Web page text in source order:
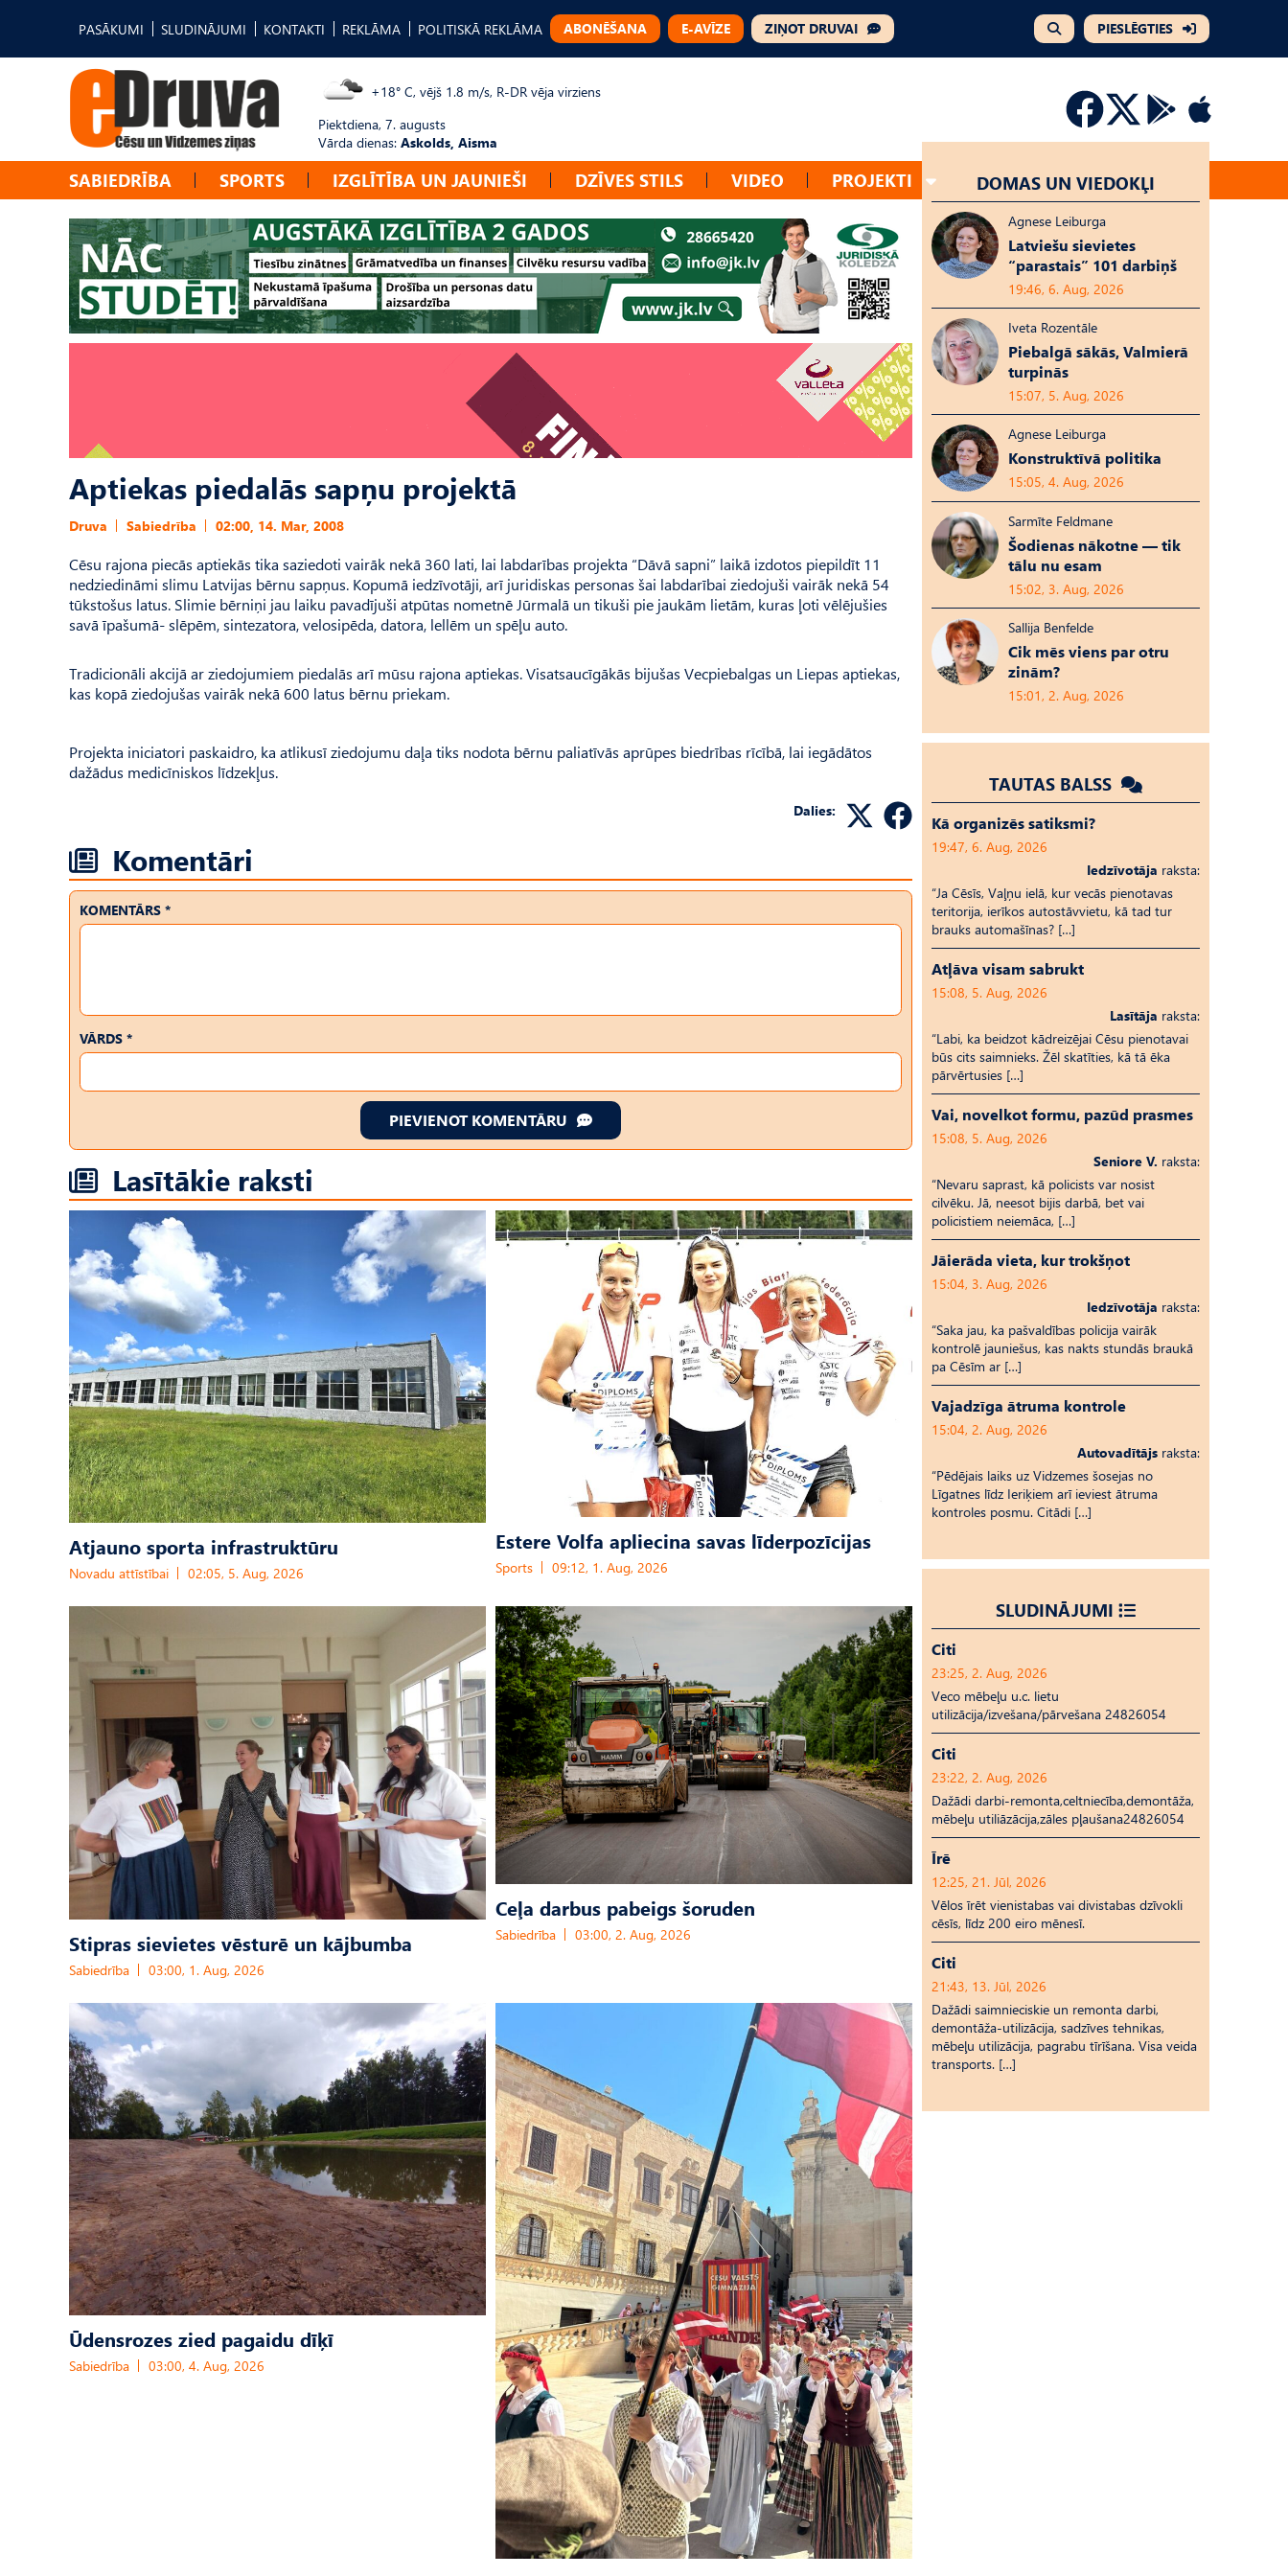
PASĀKUMI SLUDINĀJUMI KONTAKTI REKLĀMA POLITISKĀ REKLĀMA ABONĒŠANA E-AVĪZE ZIŅOT DRUVAI PIESLĒGTIES
+18° C, vējš 1.8 m/s, R-DR vēja virziens
Piektdiena, 7. augusts
Vārda dienas: Askolds, Aisma
SABIEDRĪBA SPORTS IZGLĪTĪBA UN JAUNIEŠI DZĪVES STILS VIDEO PROJEKTI
Aptiekas piedalās sapņu projektā
Druva Sabiedrība 02:00, 14. Mar, 2008
Cēsu rajona piecās aptiekās tika saziedoti vairāk nekā 360 lati, lai labdarības projekta “Dāvā sapni” laikā izdotos piepildīt 11
nedziedināmi slimu Latvijas bērnu sapņus. Kopumā iedzīvotāji, arī juridiskas personas šai labdarībai ziedojuši vairāk nekā 54
tūkstošus latus. Slimie bērniņi jau laiku pavadījuši atpūtas nometnē Jūrmalā un tikuši pie jaukām lietām, kuras ļoti vēlējušies
savā īpašumā- slēpēm, sintezatora, velosipēda, datora, lellēm un spēļu auto.
Tradicionāli akcijā ar ziedojumiem piedalās arī mūsu rajona aptiekas. Visatsaucīgākās bijušas Vecpiebalgas un Liepas aptiekas,
kas kopā ziedojušas vairāk nekā 600 latus bērnu priekam.
Projekta iniciatori paskaidro, ka atlikusī ziedojumu daļa tiks nodota bērnu paliatīvās aprūpes biedrības rīcībā, lai iegādātos
dažādus medicīniskos līdzekļus.
Dalies:
Komentāri
KOMENTĀRS *
VĀRDS *
PIEVIENOT KOMENTĀRU
Lasītākie raksti
Atjauno sporta infrastruktūru
Novadu attīstībai 02:05, 5. Aug, 2026
Estere Volfa apliecina savas līderpozīcijas
Sports 09:12, 1. Aug, 2026
Stipras sievietes vēsturē un kājbumba
Sabiedrība 03:00, 1. Aug, 2026
Ceļa darbus pabeigs šoruden
Sabiedrība 03:00, 2. Aug, 2026
Ūdensrozes zied pagaidu dīķī
Sabiedrība 03:00, 4. Aug, 2026
DOMAS UN VIEDOKĻI
Agnese Leiburga
Latviešu sievietes
“parastais” 101 darbiņš
19:46, 6. Aug, 2026
Iveta Rozentāle
Piebalgā sākās, Valmierā
turpinās
15:07, 5. Aug, 2026
Agnese Leiburga
Konstruktīvā politika
15:05, 4. Aug, 2026
Sarmīte Feldmane
Šodienas nākotne — tik
tālu nu esam
15:02, 3. Aug, 2026
Sallija Benfelde
Cik mēs viens par otru
zinām?
15:01, 2. Aug, 2026
TAUTAS BALSS
Kā organizēs satiksmi?
19:47, 6. Aug, 2026
Iedzīvotāja raksta:
“Ja Cēsīs, Vaļņu ielā, kur vecās pienotavas
teritorija, ierīkos autostāvvietu, kā tad tur
brauks automašīnas? […]
Atļāva visam sabrukt
15:08, 5. Aug, 2026
Lasītāja raksta:
“Labi, ka beidzot kādreizējai Cēsu pienotavai
būs cits saimnieks. Žēl skatīties, kā tā ēka
pārvērtusies […]
Vai, novelkot formu, pazūd prasmes
15:08, 5. Aug, 2026
Seniore V. raksta:
“Nevaru saprast, kā policists var nosist
cilvēku. Jā, neesot bijis darbā, bet vai
policistiem neiemāca, […]
Jāierāda vieta, kur trokšņot
15:04, 3. Aug, 2026
Iedzīvotāja raksta:
“Saka jau, ka pašvaldības policija vairāk
kontrolē jauniešus, kas nakts stundās braukā
pa Cēsīm ar […]
Vajadzīga ātruma kontrole
15:04, 2. Aug, 2026
Autovadītājs raksta:
“Pēdējais laiks uz Vid­ze­mes šosejas no
Līgatnes līdz Ieriķiem arī ieviest ātruma
kontroles posmu. Citādi […]
SLUDINĀJUMI
Citi
23:25, 2. Aug, 2026
Veco mēbeļu u.c. lietu
utilizācija/izvešana/pārvešana 24826054
Citi
23:22, 2. Aug, 2026
Dažādi darbi-remonta,celtniecība,demontāža,
mēbeļu utiliāzācija,zāles pļaušana24826054
Īrē
12:25, 21. Jūl, 2026
Vēlos īrēt vienistabas vai divistabas dzīvokli
cēsīs, līdz 200 eiro mēnesī.
Citi
21:43, 13. Jūl, 2026
Dažādi saimnieciskie un remonta darbi,
demontāža-utilizācija, sadzīves tehnikas,
mēbeļu utilizācija, pagrabu tīrīšana. Visa veida
transports. […]